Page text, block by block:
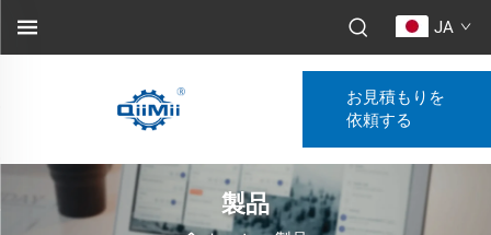
JA
お見積もりを
依頼する
製品